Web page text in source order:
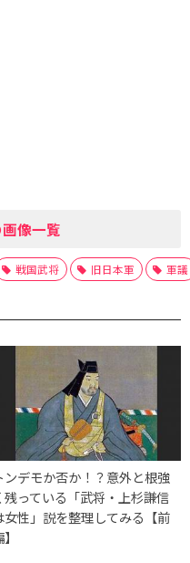
像一覧
戦国武将 旧日本軍 軍議
ンデモか否か！？意外と根強
残っている「武将・上杉謙信
女性」説を整理してみる【前